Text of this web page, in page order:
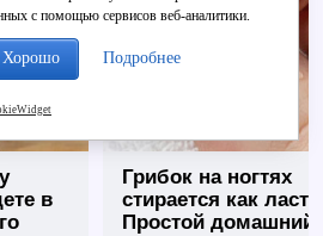
в
Грибок на ногтях
стирается как
Простой домашний
с помощью сервисов веб-аналитики.
Хорошо Подробнее